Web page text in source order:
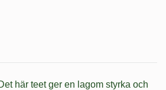
här teet ger en lagom styrka och